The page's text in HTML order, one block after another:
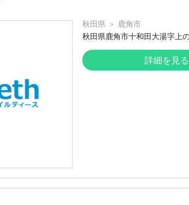
秋田県 ＞ 鹿角市
秋田県鹿角市十和田大湯字上
詳細を見る